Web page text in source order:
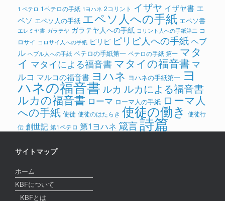
1 ペテロ 1ペテロの手紙 1ヨハネ 2コリント イザヤ イザヤ書 エ
ペソ エペソ人の手紙 エペソ人への手紙 エペソ書
エレミヤ書 ガラテヤ ガラテヤ人への手紙 コリント人への手紙第二 コ
ロサイ コロサイ人への手紙 ピリピ ピリピ人への手紙ヘブ
ル ヘブル人への手紙 ペテロの手紙第一 ペテロの手紙 第一 マタ
イ マタイによる福音書 マタイの福音書 マ
ルコ マルコの福音書 ヨハネ ヨハネの手紙第一 ヨ
ハネの福音書 ルカ ルカによる福音書
ルカの福音書 ローマ ローマ人の手紙 ローマ人
への手紙 使徒 使徒のはたらき 使徒の働き 使徒行
伝 創世記 第1ペテロ 第1ヨハネ 箴言詩篇
サイトマップ
ホーム
KBFについて
KBFとは